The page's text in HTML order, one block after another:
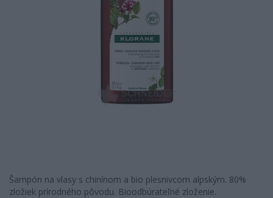
Šampón na vlasy s chinínom a bio plesnivcom alpským. 80%
zložiek prírodného pôvodu. Bioodbúrateľné zloženie.